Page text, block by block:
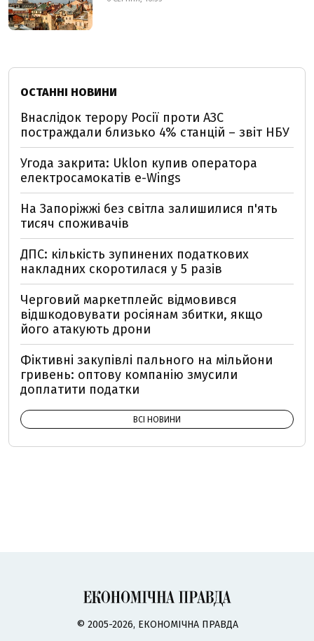
ОСТАННІ НОВИНИ
Внаслідок терору Росії проти АЗС
постраждали близько 4% станцій – звіт НБУ
Угода закрита: Uklon купив оператора
електросамокатів e-Wings
На Запоріжжі без світла залишилися п'ять
тисяч споживачів
ДПС: кількість зупинених податкових
накладних скоротилася у 5 разів
Черговий маркетплейс відмовився
відшкодовувати росіянам збитки, якщо
його атакують дрони
Фіктивні закупівлі пального на мільйони
гривень: оптову компанію змусили
доплатити податки
ВСІ НОВИНИ
© 2005-2026, ЕКОНОМІЧНА ПРАВДА